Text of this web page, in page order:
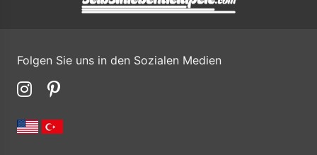
Folgen Sie uns in den Sozialen Medien